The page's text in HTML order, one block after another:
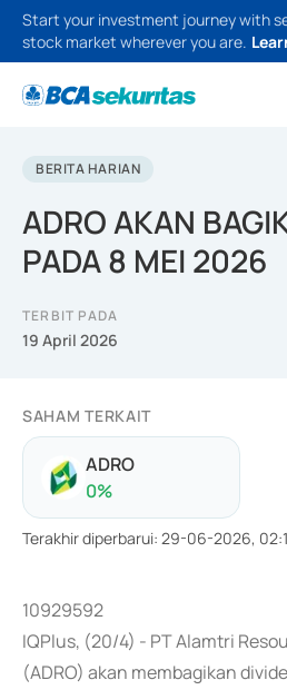
Start your investment journey with
stock market wherever you are.
BERITA HARIAN
ADRO AKAN
PADA 8 MEI 2026
TERBIT PADA
19 April 2026
SAHAM TERKAIT
ADRO
0%
Terakhir diperbarui: 29-06-2026,
10929592
IQPlus, (20/4) - PT Alamtri
(ADRO) akan membagikan